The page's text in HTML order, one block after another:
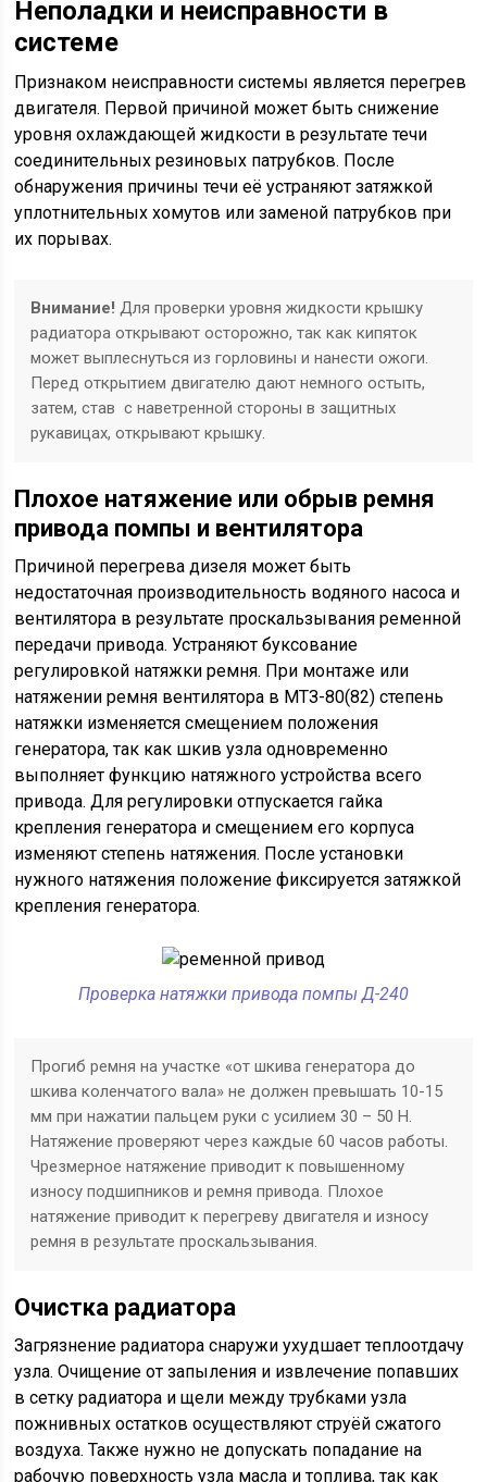
Неполадки и неисправности в
системе
Признаком неисправности системы является перегрев
двигателя. Первой причиной может быть снижение
уровня охлаждающей жидкости в результате течи
соединительных резиновых патрубков. После
обнаружения причины течи её устраняют затяжкой
уплотнительных хомутов или заменой патрубков при
их порывах.
Внимание! Для проверки уровня жидкости крышку
радиатора открывают осторожно, так как кипяток
может выплеснуться из горловины и нанести ожоги.
Перед открытием двигателю дают немного остыть,
затем, став с наветренной стороны в защитных
рукавицах, открывают крышку.
Плохое натяжение или обрыв ремня
привода помпы и вентилятора
Причиной перегрева дизеля может быть
недостаточная производительность водяного насоса и
вентилятора в результате проскальзывания ременной
передачи привода. Устраняют буксование
регулировкой натяжки ремня. При монтаже или
натяжении ремня вентилятора в МТЗ-80(82) степень
натяжки изменяется смещением положения
генератора, так как шкив узла одновременно
выполняет функцию натяжного устройства всего
привода. Для регулировки отпускается гайка
крепления генератора и смещением его корпуса
изменяют степень натяжения. После установки
нужного натяжения положение фиксируется затяжкой
крепления генератора.
Проверка натяжки привода помпы Д-240
Прогиб ремня на участке «от шкива генератора до
шкива коленчатого вала» не должен превышать 10-15
мм при нажатии пальцем руки с усилием 30 – 50 Н.
Натяжение проверяют через каждые 60 часов работы.
Чрезмерное натяжение приводит к повышенному
износу подшипников и ремня привода. Плохое
натяжение приводит к перегреву двигателя и износу
ремня в результате проскальзывания.
Очистка радиатора
Загрязнение радиатора снаружи ухудшает теплоотдачу
узла. Очищение от запыления и извлечение попавших
в сетку радиатора и щели между трубками узла
пожнивных остатков осуществляют струёй сжатого
воздуха. Также нужно не допускать попадание на
рабочую поверхность узла масла и топлива, так как